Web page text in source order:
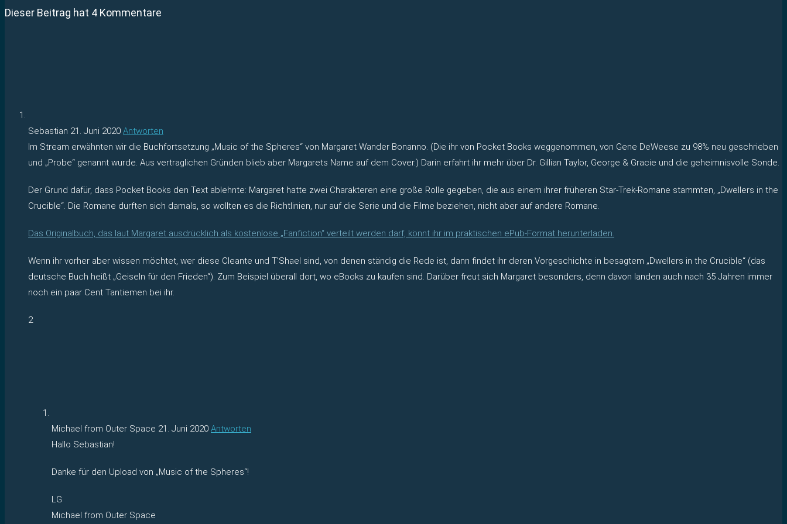
Dieser Beitrag hat 4 Kommentare
Sebastian 21. Juni 2020 Antworten
Im Stream erwähnten wir die Buchfortsetzung „Music of the Spheres“ von Margaret Wander Bonanno. (Die ihr von Pocket Books weggenommen, von Gene DeWeese zu 98% neu geschrieben
und „Probe“ genannt wurde. Aus vertraglichen Gründen blieb aber Margarets Name auf dem Cover.) Darin erfahrt ihr mehr über Dr. Gillian Taylor, George & Gracie und die geheimnisvolle Sonde.
Der Grund dafür, dass Pocket Books den Text ablehnte: Margaret hatte zwei Charakteren eine große Rolle gegeben, die aus einem ihrer früheren Star-Trek-Romane stammten, „Dwellers in the
Crucible“. Die Romane durften sich damals, so wollten es die Richtlinien, nur auf die Serie und die Filme beziehen, nicht aber auf andere Romane.
Das Originalbuch, das laut Margaret ausdrücklich als kostenlose „Fanfiction“ verteilt werden darf, könnt ihr im praktischen ePub-Format herunterladen.
Wenn ihr vorher aber wissen möchtet, wer diese Cleante und T’Shael sind, von denen ständig die Rede ist, dann findet ihr deren Vorgeschichte in besagtem „Dwellers in the Crucible“ (das
deutsche Buch heißt „Geiseln für den Frieden“). Zum Beispiel überall dort, wo eBooks zu kaufen sind. Darüber freut sich Margaret besonders, denn davon landen auch nach 35 Jahren immer
noch ein paar Cent Tantiemen bei ihr.
2
Michael from Outer Space 21. Juni 2020 Antworten
Hallo Sebastian!
Danke für den Upload von „Music of the Spheres“!
LG
Michael from Outer Space